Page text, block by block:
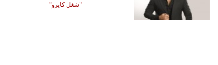
"شغل كايرو"